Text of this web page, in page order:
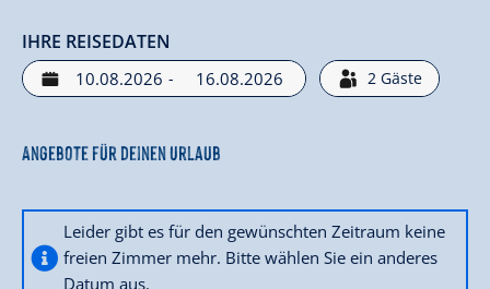
IHRE REISEDATEN
- 2 Gäste
Angebote für deinen Urlaub
Leider gibt es für den gewünschten Zeitraum keine
freien Zimmer mehr. Bitte wählen Sie ein anderes
Datum aus.